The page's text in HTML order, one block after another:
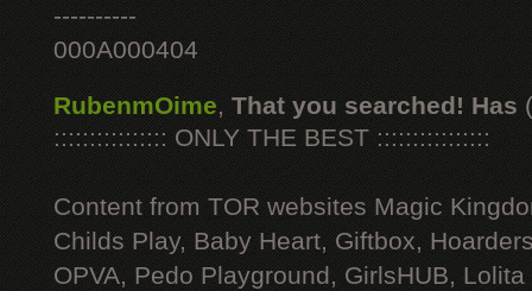
----------
000A000404
RubenmOime, That you searched! Has
:::::::::::::::: ONLY THE BEST ::::::::::::::::
Content from TOR websites Magic
Childs Play, Baby Heart, Giftbox,
OPVA, Pedo Playground, GirlsHUB, Lolita